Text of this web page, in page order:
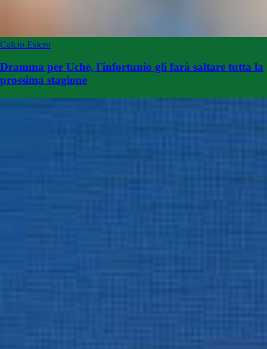
Calcio Estero
Dramma per Uche, l'infortunio gli farà saltare tutta la
prossima stagione